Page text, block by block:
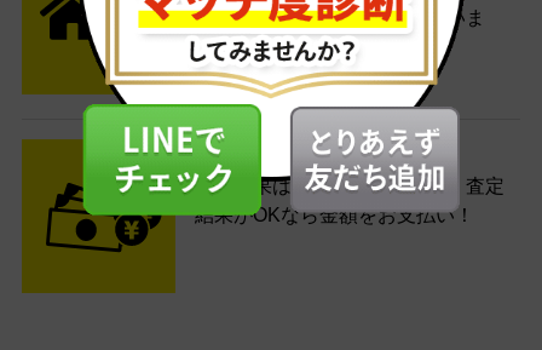
便がご自宅まで引き取りに伺いま
す。
STEP3 ご入金
査定結果はメールでお知らせ。査定
結果がOKなら金額をお支払い！